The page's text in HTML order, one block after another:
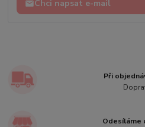
Chci napsat e-mail
Při
Odesíláme